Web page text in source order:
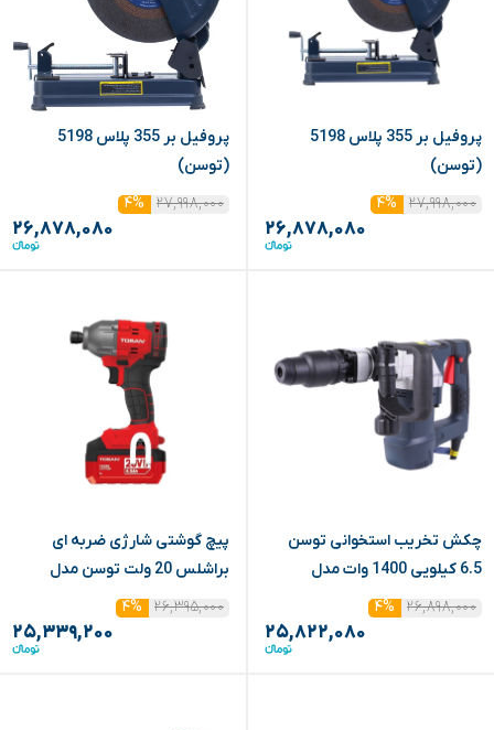
پروفیل بر 355 پلاس 5198
(توسن)
۲۷,۹۹۸,۰۰۰
۴%
۲۶,۸۷۸,۰۸۰
پروفیل بر 355 پلاس 5198
(توسن)
۲۷,۹۹۸,۰۰۰
۴%
۲۶,۸۷۸,۰۸۰
چکش تخریب استخوانی توسن
6.5 کیلویی 1400 وات مدل
۲۶,۸۹۸,۰۰۰ ۴%
۲۵,۸۲۲,۰۸۰
پیچ گوشتی شارژی ضربه ای
براشلس 20 ولت توسن مدل
۲۶,۳۹۵,۰۰۰ ۴%
۲۵,۳۳۹,۲۰۰